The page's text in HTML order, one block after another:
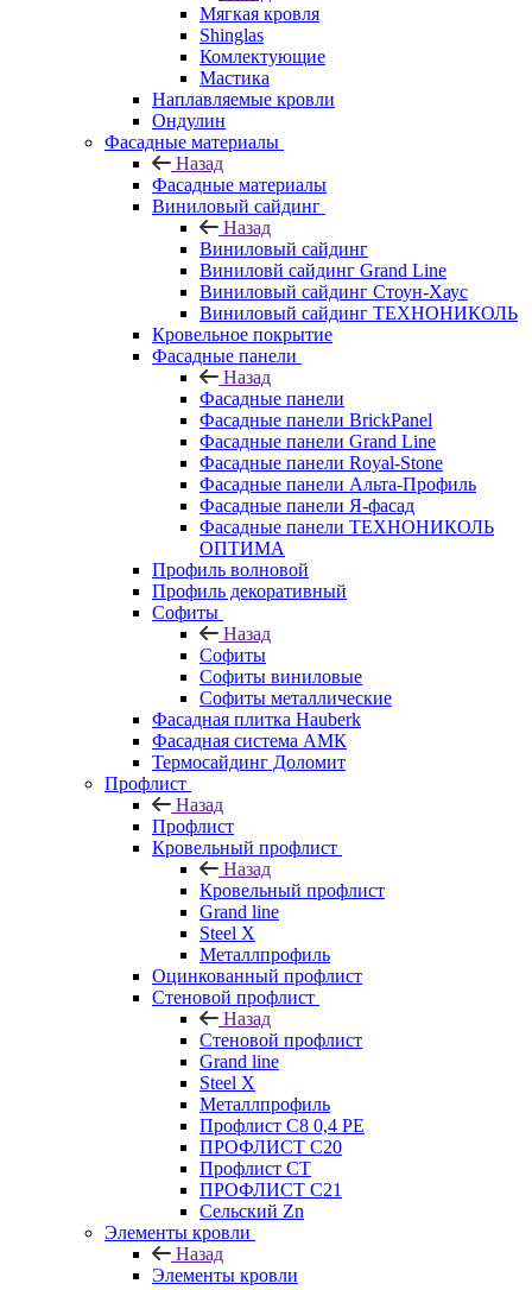
Мягкая кровля
Shinglas
Комлектующие
Мастика
Наплавляемые кровли
Ондулин
Фасадные материалы
Назад
Фасадные материалы
Виниловый сайдинг
Назад
Виниловый сайдинг
Виниловй сайдинг Grand Line
Виниловый сайдинг Стоун-Хаус
Виниловый сайдинг ТЕХНОНИКОЛЬ
Кровельное покрытие
Фасадные панели
Назад
Фасадные панели
Фасадные панели BrickPanel
Фасадные панели Grand Line
Фасадные панели Royal-Stone
Фасадные панели Альта-Профиль
Фасадные панели Я-фасад
Фасадные панели ТЕХНОНИКОЛЬ
ОПТИМА
Профиль волновой
Профиль декоративный
Софиты
Назад
Софиты
Софиты виниловые
Софиты металлические
Фасадная плитка Hauberk
Фасадная система АМК
Термосайдинг Доломит
Профлист
Назад
Профлист
Кровельный профлист
Назад
Кровельный профлист
Grand line
Steel X
Металлпрофиль
Оцинкованный профлист
Стеновой профлист
Назад
Стеновой профлист
Grand line
Steel X
Металлпрофиль
Профлист С8 0,4 РЕ
ПРОФЛИСТ С20
Профлист СТ
ПРОФЛИСТ С21
Сельский Zn
Элементы кровли
Назад
Элементы кровли